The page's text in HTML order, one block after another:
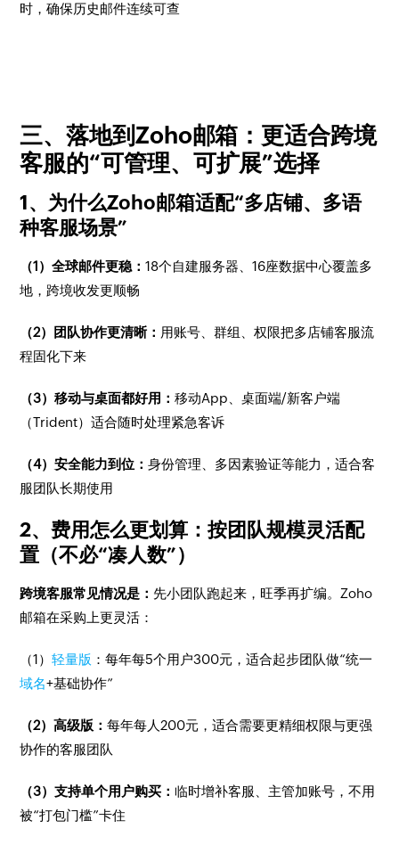
时，确保历史邮件连续可查
三、落地到Zoho邮箱：更适合跨境
客服的“可管理、可扩展”选择
1、为什么Zoho邮箱适配“多店铺、多语
种客服场景”
（1）全球邮件更稳：18个自建服务器、16座数据中心覆盖多
地，跨境收发更顺畅
（2）团队协作更清晰： 用账号、群组、权限把多店铺客服流
程固化下来
（3）移动与桌面都好用：移动App、桌面端/新客户端
（Trident）适合随时处理紧急客诉
（4）安全能力到位：身份管理、多因素验证等能力，适合客
服团队长期使用
2、费用怎么更划算：按团队规模灵活配
置（不必“凑人数”）
跨境客服常见情况是： 先小团队跑起来，旺季再扩编。Zoho
邮箱在采购上更灵活：
（1）轻量版 ：每年每5个用户300元，适合起步团队做“统一
域名+基础协作”
（2）高级版：每年每人200元，适合需要更精细权限与更强
协作的客服团队
（3）支持单个用户购买：临时增补客服、主管加账号，不用
被“打包门槛”卡住